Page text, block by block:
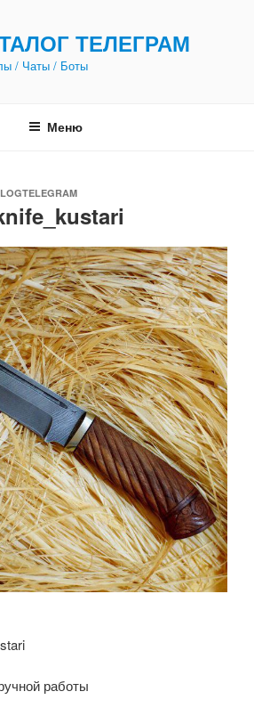
ТЕЛЕГРАМ
/ Чаты / Боты
Меню
работы